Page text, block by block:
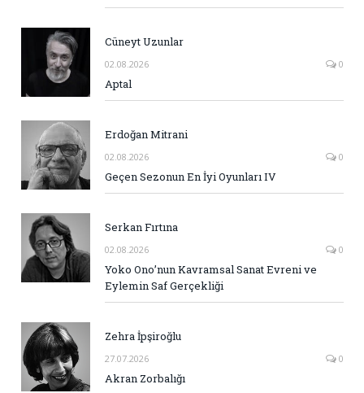
Cüneyt Uzunlar
02.08.2026 0
Aptal
Erdoğan Mitrani
02.08.2026 0
Geçen Sezonun En İyi Oyunları IV
Serkan Fırtına
02.08.2026 0
Yoko Ono’nun Kavramsal Sanat Evreni ve
Eylemin Saf Gerçekliği
Zehra İpşiroğlu
27.07.2026 0
Akran Zorbalığı